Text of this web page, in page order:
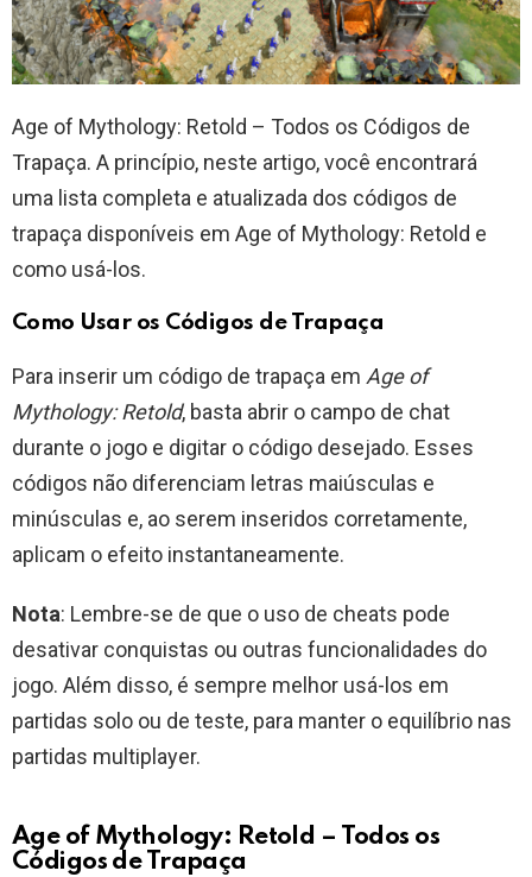
Age of Mythology: Retold – Todos os Códigos de
Trapaça. A princípio, neste artigo, você encontrará
uma lista completa e atualizada dos códigos de
trapaça disponíveis em Age of Mythology: Retold e
como usá-los.
Como Usar os Códigos de Trapaça
Para inserir um código de trapaça em Age of
Mythology: Retold, basta abrir o campo de chat
durante o jogo e digitar o código desejado. Esses
códigos não diferenciam letras maiúsculas e
minúsculas e, ao serem inseridos corretamente,
aplicam o efeito instantaneamente.
Nota: Lembre-se de que o uso de cheats pode
desativar conquistas ou outras funcionalidades do
jogo. Além disso, é sempre melhor usá-los em
partidas solo ou de teste, para manter o equilíbrio nas
partidas multiplayer.
Age of Mythology: Retold – Todos os
Códigos de Trapaça